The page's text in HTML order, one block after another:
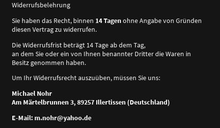
Widerrufsbelehrung
Sie haben das Recht, binnen 14 Tagenohne Angabe von Gründen
diesen Vertrag zu widerrufen.
Die Widerrufsfrist beträgt 14 Tage ab dem Tag,
an dem Sie oder ein von Ihnen benannter Dritter die Waren in
Besitz genommen haben.
Um Ihr Widerrufsrecht auszuüben, müssen Sie uns:
Michael Nohr
Am Märtelbrunnen 3, 89257 Illertissen (Deutschland)
E-Mail: m.nohr@yahoo.de